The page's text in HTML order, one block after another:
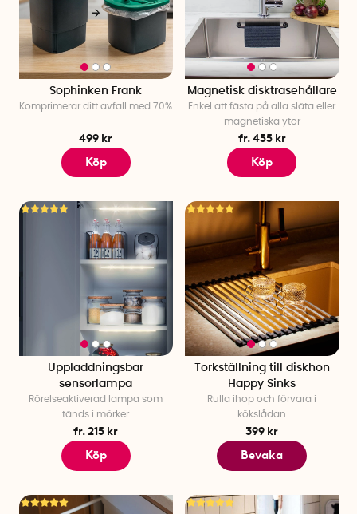
Sophinken Frank
Komprimerar ditt avfall med 70%
499 kr
Köp
Magnetisk disktrasehållare
Enkel att fästa på alla släta eller
magnetiska ytor
fr. 455 kr
Köp
Uppladdningsbar
sensorlampa
Rörelseaktiverad lampa som
tänds i mörker
fr. 215 kr
Köp
Torkställning till diskhon
Happy Sinks
Rulla ihop och förvara i
kökslådan
399 kr
Bevaka